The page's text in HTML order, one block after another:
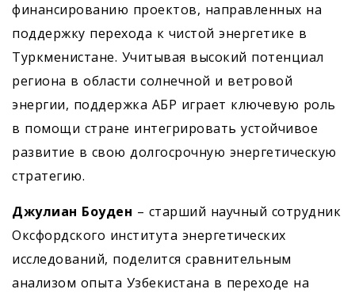
финансированию проектов, направленных на
поддержку перехода к чистой энергетике в
Туркменистане. Учитывая высокий потенциал
региона в области солнечной и ветровой
энергии, поддержка АБР играет ключевую роль
в помощи стране интегрировать устойчивое
развитие в свою долгосрочную энергетическую
стратегию.
Джулиан Боуден – старший научный сотрудник
Оксфордского института энергетических
исследований, поделится сравнительным
анализом опыта Узбекистана в переходе на